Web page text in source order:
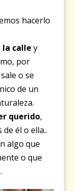
hacerlo
calle y
por
o se
de un
querido,
él o ella..
algo que
o que